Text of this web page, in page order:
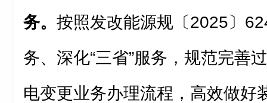
务。 按照发改能源规〔2025〕
务、深化“三省”服务，规范完善
电变更业务办理流程，高效做好